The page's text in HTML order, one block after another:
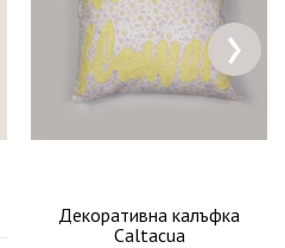
Декоративна калъфка
Caltacua
›